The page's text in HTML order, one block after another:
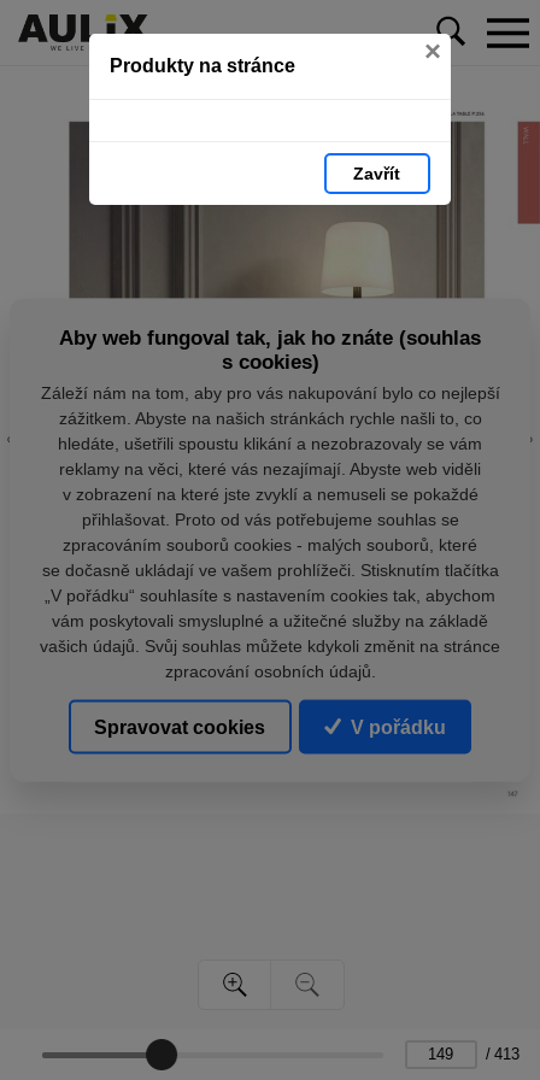
Produkty na stránce ×
Zavřít
/ 413
Aby web fungoval tak, jak ho znáte (souhlas
s cookies)
Záleží nám na tom, aby pro vás nakupování bylo co nejlepší
zážitkem. Abyste na našich stránkách rychle našli to, co
hledáte, ušetřili spoustu klikání a nezobrazovaly se vám
reklamy na věci, které vás nezajímají. Abyste web viděli
v zobrazení na které jste zvyklí a nemuseli se pokaždé
přihlašovat. Proto od vás potřebujeme souhlas se
zpracováním souborů cookies - malých souborů, které
se dočasně ukládají ve vašem prohlížeči. Stisknutím tlačítka
„V pořádku“ souhlasíte s nastavením cookies tak, abychom
vám poskytovali smysluplné a užitečné služby na základě
vašich údajů. Svůj souhlas můžete kdykoli změnit na stránce
zpracování osobních údajů.
Spravovat cookies V pořádku